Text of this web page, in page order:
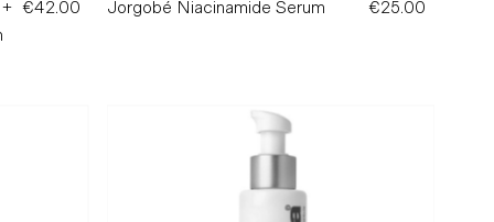
Preço
€42.00 Jorgobé Niacinamide Serum
Preço
€25.00